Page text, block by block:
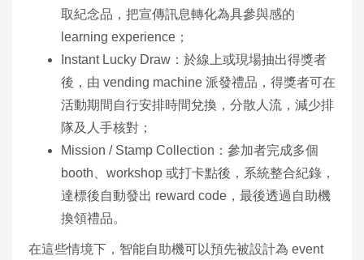
取紀念品，把宣傳訊息轉化為具參與感的
learning experience；
Instant Lucky Draw：於線上或現場抽出得獎者
後，由 vending machine 派發禮品，得獎者可在
活動期間自行安排時間兌換，分散人流，減少排
隊及人手核對；
Mission / Stamp Collection：參加者完成多個
booth、workshop 或打卡點後，系統整合紀錄，
達標後自動發出 reward code，最後透過自助機
換領禮品。
在這些情境下，智能自助機可以預先被設計為 event